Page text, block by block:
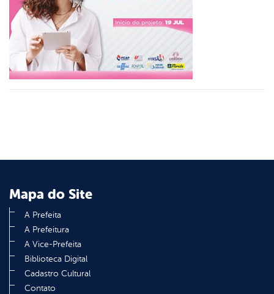
Mapa do Site
A Prefeita
A Prefeitura
A Vice-Prefeita
Biblioteca Digital
Cadastro Cultural
Contato